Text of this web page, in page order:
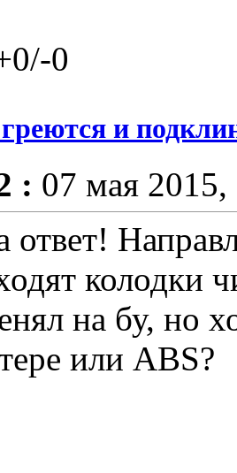
0
и
: 07 мая
ответ!
колодки
на бу, но
или ABS?